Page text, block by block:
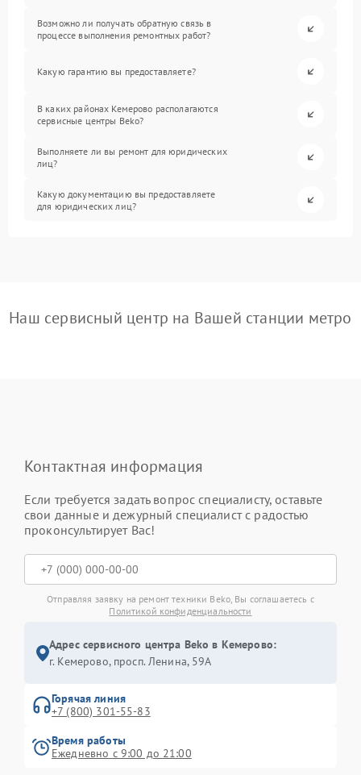
Возможно ли получать обратную связь в
процессе выполнения ремонтных работ?
Какую гарантию вы предоставляете?
В каких районах Кемерово располагаются
сервисные центры Beko?
Выполняете ли вы ремонт для юридических
лиц?
Какую документацию вы предоставляете
для юридических лиц?
Наш сервисный центр на Вашей станции метро
Контактная информация
Если требуется задать вопрос специалисту, оставьте
свои данные и дежурный специалист с радостью
проконсультирует Вас!
Отправляя заявку на ремонт техники Beko, Вы соглашаетесь с
Политикой конфиденциальности
Адрес сервисного центра Beko в Кемерово:
г. Кемерово, просп. Ленина, 59А
Горячая линия
+7 (800) 301-55-83
Время работы
Ежедневно с 9:00 до 21:00